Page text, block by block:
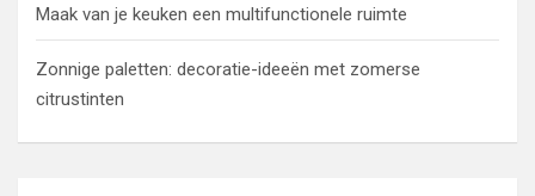
Maak van je keuken een multifunctionele ruimte
Zonnige paletten: decoratie-ideeën met zomerse
citrustinten